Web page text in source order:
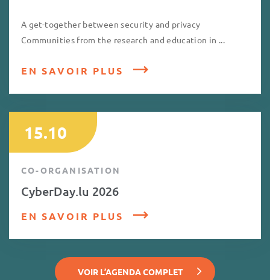
A get-together between security and privacy
Communities from the research and education in ...
EN SAVOIR PLUS
15.10
CO-ORGANISATION
CyberDay.lu 2026
EN SAVOIR PLUS
VOIR L’AGENDA COMPLET